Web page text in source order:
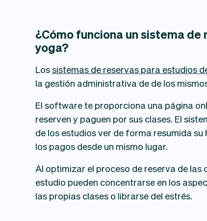
¿Cómo funciona un sistema
yoga?
Lossistemas de reservas para estudios
la gestión administrativa de de los
El software te proporciona una página
reserven y paguen por sus clases. El
de los estudios ver de forma resumida
los pagos desde un mismo lugar.
Al optimizar el proceso de reserva de
estudio pueden concentrarse en los
las propias clases o librarse del estrés.